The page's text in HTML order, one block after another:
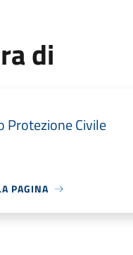
di
Protezione Civile
PAGINA